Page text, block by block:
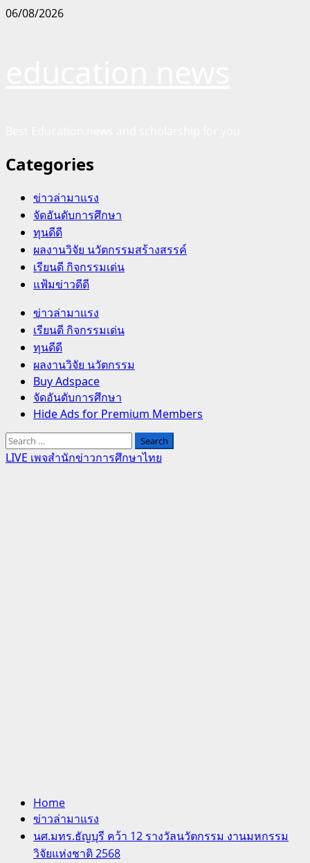
Skip
06/08/2026
Categories
ข่าวล่ามาแรง
จัดอันดับการศึกษา
ทุนดีดี
ผลงานวิจัย นวัตกรรมสร้างสรรค์
เรียนดี กิจกรรมเด่น
แฟ้มข่าวดีดี
Primary
Menu
ข่าวล่ามาแรง
เรียนดี กิจกรรมเด่น
ทุนดีดี
ผลงานวิจัย นวัตกรรม
Buy Adspace
จัดอันดับการศึกษา
Hide Ads for Premium Members
Search
for:
LIVE เพจสำนักข่าวการศึกษาไทย
Home
ข่าวล่ามาแรง
นศ.มทร.ธัญบุรี คว้า 12 รางวัลนวัตกรรม งานมหกรรม
วิจัยแห่งชาติ 2568